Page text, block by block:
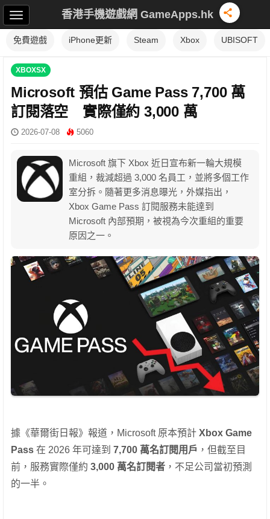
香港手機遊戲網 GameApps.hk
免費遊戲 iPhone更新 Steam Xbox UBISOFT
XBOXSX
Microsoft 預估 Game Pass 7,700 萬
訂閱落空 實際僅約 3,000 萬
2026-07-08 5060
Microsoft 旗下 Xbox 近日宣布新一輪大規模
重組，裁減超過 3,000 名員工，並將多個工作
室分拆。隨著更多消息曝光，外媒指出，
Xbox Game Pass 訂閱服務未能達到
Microsoft 內部預期，被視為今次重組的重要
原因之一。
據《華爾街日報》報道，Microsoft 原本預計 Xbox Game
Pass 在 2026 年可達到 7,700 萬名訂閱用戶 ，但截至目
前，服務實際僅約 3,000 萬名訂閱者 ，不足公司當初預測
的一半。